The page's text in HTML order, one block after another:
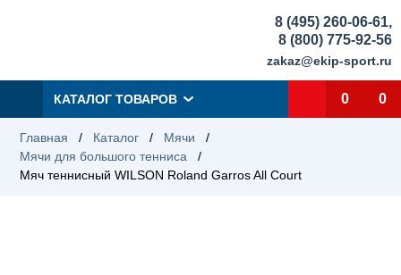
8 (495) 260-06-61,
8 (800) 775-92-56
zakaz@ekip-sport.ru
КАТАЛОГ ТОВАРОВ 0 0
Главная / Каталог / Мячи
/
Мячи для большого тенниса
/
Мяч теннисный WILSON Roland Garros All Court